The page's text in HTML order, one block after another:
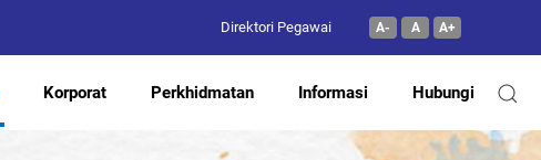
Direktori Pegawai A- A A+
Korporat Perkhidmatan Informasi Hubungi